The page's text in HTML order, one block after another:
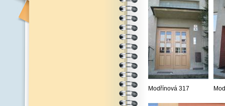
Modřínová 317